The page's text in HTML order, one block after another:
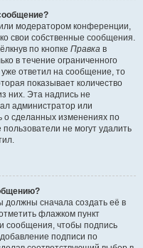
модератором конференции,
свои собственные сообщения.
по кнопке Правка в
в течение ограниченного
ответил на сообщение, то
показывает количество
них. Эта надпись не
администратор или
о сделанных изменениях по
не могут удалить
должны сначала создать её в
флажком пункт
сообщения, чтобы подпись
подписи по